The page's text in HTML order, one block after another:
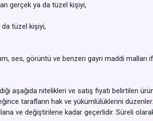
gerçek ya da tüzel kişiyi,
tüzel kişiyi,
ses, görüntü ve benzeri gayri maddi malları
nitelikleri ve satış fiyatı belirtilen
tarafların hak ve yükümlülüklerini düzenler.
ve değiştirilene kadar geçerlidir. Süreli